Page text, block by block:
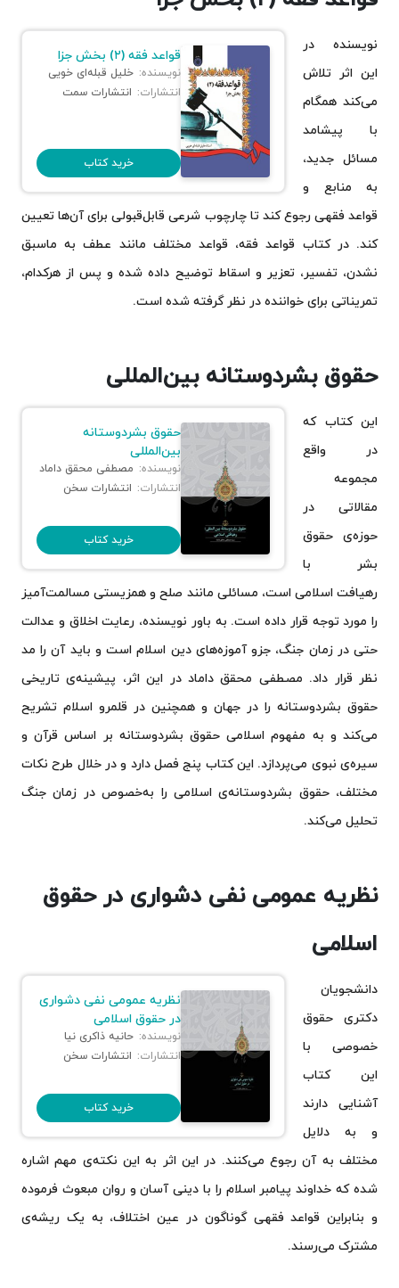
قواعد فقه (۲) بخش جزا
نویسنده: خلیل قبله‌ای خویی
انتشارات: انتشارات سمت
خرید کتاب
نویسنده در
این اثر تلاش
می‌کند همگام
با پیشامد
مسائل جدید،
به منابع و
قواعد فقهی رجوع کند تا چارچوب شرعی قابل‌قبولی برای آن‌ها تعیین
کند. در کتاب قواعد فقه، قواعد مختلف مانند عطف به ماسبق
نشدن، تفسیر، تعزیر و اسقاط توضیح داده شده و پس از هرکدام،
تمریناتی برای خواننده در نظر گرفته شده است.
حقوق بشردوستانه بین‌المللی
حقوق بشردوستانه
بین‌المللی
نویسنده: مصطفی محقق داماد
انتشارات: انتشارات سخن
خرید کتاب
این کتاب که
در واقع
مجموعه
مقالاتی در
حوزه‌ی حقوق
بشر با
رهیافت اسلامی است، مسائلی مانند صلح و همزیستی مسالمت‌آمیز
را مورد توجه قرار داده است. به باور نویسنده، رعایت اخلاق و عدالت
حتی در زمان جنگ، جزو آموزه‌های دین اسلام است و باید آن را مد
نظر قرار داد. مصطفی محقق داماد در این اثر، پیشینه‌ی تاریخی
حقوق بشردوستانه را در جهان و همچنین در قلمرو اسلام تشریح
می‌کند و به مفهوم اسلامی حقوق بشردوستانه بر اساس قرآن و
سیره‌ی نبوی می‌پردازد. این کتاب پنج فصل دارد و در خلال طرح نکات
مختلف، حقوق بشردوستانه‌ی اسلامی را به‌خصوص در زمان جنگ
تحلیل می‌کند.
نظریه عمومی نفی دشواری در حقوق
اسلامی
نظریه عمومی نفی دشواری
در حقوق اسلامی
نویسنده: حانیه ذاکری نیا
انتشارات: انتشارات سخن
خرید کتاب
دانشجویان
دکتری حقوق
خصوصی با
این کتاب
آشنایی دارند
و به دلایل
مختلف به آن رجوع می‌کنند. در این اثر به این نکته‌ی مهم اشاره
شده که خداوند پیامبر اسلام را با دینی آسان و روان مبعوث فرموده
و بنابراین قواعد فقهی گوناگون در عین اختلاف، به یک ریشه‌ی
مشترک می‌رسند.